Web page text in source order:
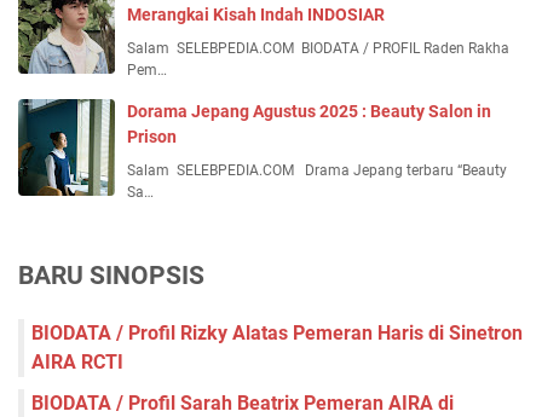
Merangkai Kisah Indah INDOSIAR
Salam SELEBPEDIA.COM BIODATA / PROFIL Raden Rakha
Pem…
Dorama Jepang Agustus 2025 : Beauty Salon in
Prison
Salam SELEBPEDIA.COM Drama Jepang terbaru “Beauty
Sa…
BARU SINOPSIS
BIODATA / Profil Rizky Alatas Pemeran Haris di Sinetron
AIRA RCTI
BIODATA / Profil Sarah Beatrix Pemeran AIRA di